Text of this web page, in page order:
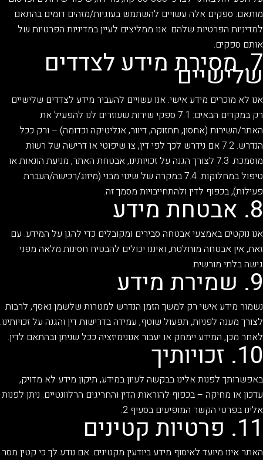
מותאם. ספקים אלה עשויים להשתמש בעוגיות/מזהים דומים בהתאם
למדיניות הפרטיות שלהם. אנו ממליצים לעיין במדיניות הפרטיות של
אותם ספקים.
7. מסירת מידע לצדדים
שלישיים
אנו לא מוכרים מידע אישי. אנו עשויים להעביר מידע לצדדים שלישיים
רק במקרים הבאים: 7.1 ספקי שירות שעוזרים לנו להפעיל את
האתר/השירות (אחסון, תחזוקה, דיוור, אנליטיקה וכדומה) – ורק ככל
הנדרש. 7.2 אם נידרש לכך לפי דין, צו שיפוטי או דרישה של רשות
מוסמכת. 7.3 לצורך הגנה על זכויותינו, אבטחת האתר, מניעת הונאות או
טיפול במחלוקות. 7.4 במקרה של שינוי מבני (מיזוג/רכישה/העברת
פעילות), בכפוף לדין ולהתחייבויות מסמך זה.
8. אבטחת מידע
אנו נוקטים באמצעי אבטחה סבירים ומקובלים כדי להגן על המידע. עם
זאת, אין אבטחה מוחלטת, ואיננו יכולים להבטיח חסינות מלאה מפני
גישה בלתי מורשית.
9. שמירת מידע
נשמור מידע אישי רק למשך הזמן הנדרש למטרות שלשמן נאסף, לרבות
לצורך מענה לפניות, תפעול שוטף, עמידה בדרישות דין והגנה על זכויותינו.
לאחר מכן, המידע יימחק או יעבור אנונימיזציה ככל שניתן ובהתאם לדין.
10. זכויותיך
באפשרותך לפנות אלינו בבקשה לעיון במידע, תיקון מידע לא מדויק,
עדכון או מחיקה – בכפוף להוראות הדין והחריגים הרלוונטיים. ניתן לפנות
אלינו בפרטי הקשר המופיעים בסעיף 2.
11. פרטיות קטינים
האתר אינו מיועד לאיסוף מידע ביודעין מקטינים. אם נודע לך כי קטין מסר